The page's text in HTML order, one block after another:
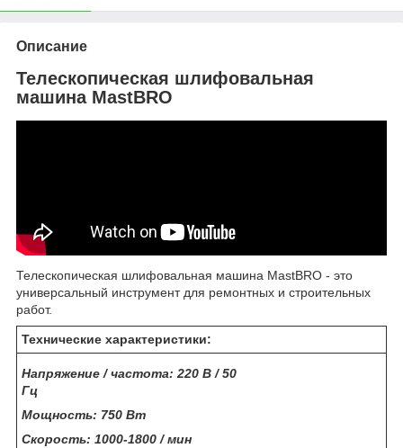
Описание
Телескопическая шлифовальная
машина MastBRO
Телескопическая шлифовальная машина MastBRO - это
универсальный инструмент для ремонтных и строительных
работ.
Технические характеристики:
Напряжение / частота: 220 В / 50
Гц
Мощность: 750 Вт
Скорость: 1000-1800 / мин